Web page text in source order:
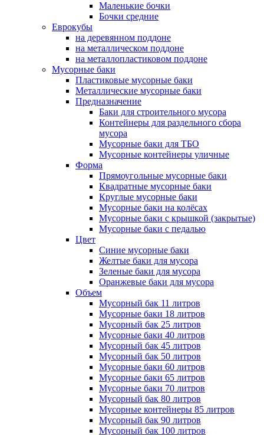
Маленькие бочки
Бочки средние
Еврокубы
на деревянном поддоне
на металлическом поддоне
на металлопластиковом поддоне
Мусорные баки
Пластиковые мусорные баки
Металлические мусорные баки
Предназначение
Баки для строительного мусора
Контейнеры для раздельного сбора
мусора
Мусорные баки для ТБО
Мусорные контейнеры уличные
Форма
Прямоугольные мусорные баки
Квадратные мусорные баки
Круглые мусорные баки
Мусорные баки на колёсах
Мусорные баки с крышкой (закрытые)
Мусорные баки с педалью
Цвет
Синие мусорные баки
Желтые баки для мусора
Зеленые баки для мусора
Оранжевые баки для мусора
Объем
Мусорный бак 11 литров
Мусорные баки 18 литров
Мусорный бак 25 литров
Мусорные баки 40 литров
Мусорный бак 45 литров
Мусорный бак 50 литров
Мусорные баки 60 литров
Мусорные баки 65 литров
Мусорные баки 70 литров
Мусорный бак 80 литров
Мусорные контейнеры 85 литров
Мусорный бак 90 литров
Мусорный бак 100 литров